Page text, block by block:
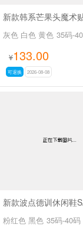
灰色 白色 黄色 35码-
¥133.00
可退换 2026-08-08
新款波点德训休闲鞋
粉红色 黑色 35码-40码